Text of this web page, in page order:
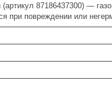
(артикул 87186437300) —
при повреждении или